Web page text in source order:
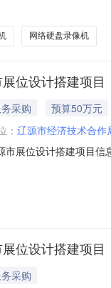
交金额：柒万捌仟
网络硬盘录像机
位设计搭建项目
采购
预算50万元
： 辽源市经济技术合作
市展位设计搭建项目
位设计搭建项目
采购